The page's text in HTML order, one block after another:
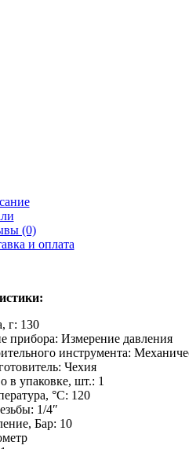
(0)
и оплата
г: 130
прибора: Измерение давления
инструмента:
Чехия
в упаковке, шт.: 1
°С: 120
1/4″
Бар: 10